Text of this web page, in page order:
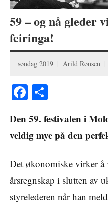
59 – og nå gleder
feiringa!
søndag 2019 Arild Rønsen
Facebook
Den 59. festivalen i
veldig mye på den
Det økonomiske virker å
årsregnskap i slutten av
styrelederen når han